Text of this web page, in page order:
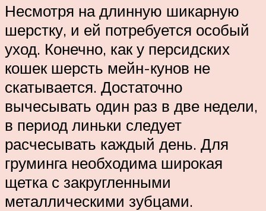
Несмотря на длинную шикарную
шерстку, и ей потребуется особый
уход. Конечно, как у персидских
кошек шерсть мейн-кунов не
скатывается. Достаточно
вычесывать один раз в две недели,
в период линьки следует
расчесывать каждый день. Для
груминга необходима широкая
щетка с закругленными
металлическими зубцами.